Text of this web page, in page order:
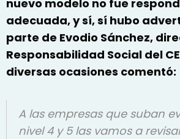
nuevo modelo no fue
adecuada, y sí, sí hubo
parte de Evodio Sánchez,
Responsabilidad Social del
diversas ocasiones comentó:
A las empresas que suban
nivel 4 y 5 las vamos a